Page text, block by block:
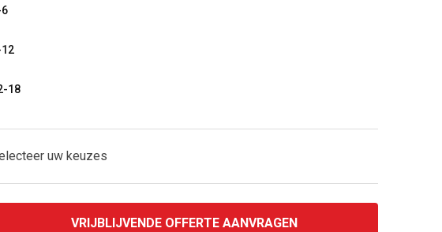
18
uw keuzes
VRIJBLIJVENDE OFFERTE AANVRAGEN